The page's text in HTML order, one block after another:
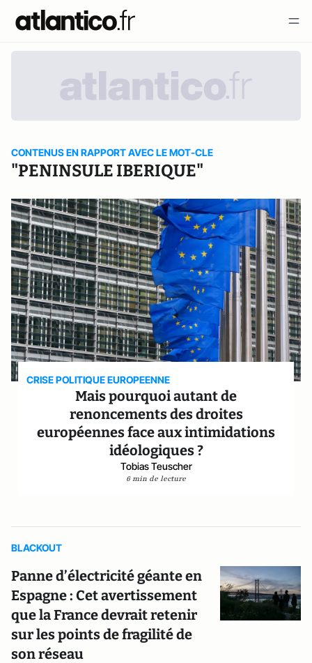
CONTENUS EN RAPPORT AVEC LE MOT-CLE
"PENINSULE IBERIQUE"
CRISE POLITIQUE EUROPEENNE
Mais pourquoi autant de
renoncements des droites
européennes face aux intimidations
idéologiques ?
Tobias Teuscher
6 min de lecture
BLACKOUT
Panne d’électricité géante en
Espagne : Cet avertissement
que la France devrait retenir
sur les points de fragilité de
son réseau